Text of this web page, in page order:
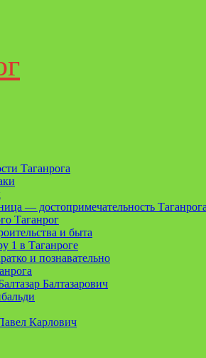
Таганрога
— достопримечательность Таганрога
Таганрог
и быта
1 в Таганроге
и познавательно
Балтазарович
Карлович